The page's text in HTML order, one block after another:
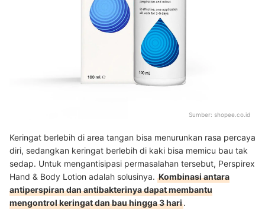
Sumber: shopee.co.id
Keringat berlebih di area tangan bisa menurunkan rasa percaya
diri, sedangkan keringat berlebih di kaki bisa memicu bau tak
sedap. Untuk mengantisipasi permasalahan tersebut, Perspirex
Hand & Body Lotion adalah solusinya. Kombinasi antara
antiperspiran dan antibakterinya dapat membantu
mengontrol keringat dan bau hingga 3 hari.